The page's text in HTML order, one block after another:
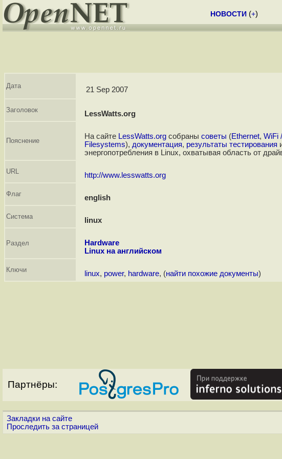
НОВОСТИ (+)
Дата 21 Sep 2007
Заголовок LessWatts.org
Пояснение
На сайте LessWatts.orgсобраны советы (Ethernet, WiFi
Filesystems), документация, результаты тестирования
энергопотребления в Linux, охватывая область от
URL http://www.lesswatts.org
Флаг english
Система linux
Раздел
Hardware
Linux на английском
Ключи linux, power, hardware, (найти похожие документы)
Партнёры:
Закладки на сайте
Проследить за страницей